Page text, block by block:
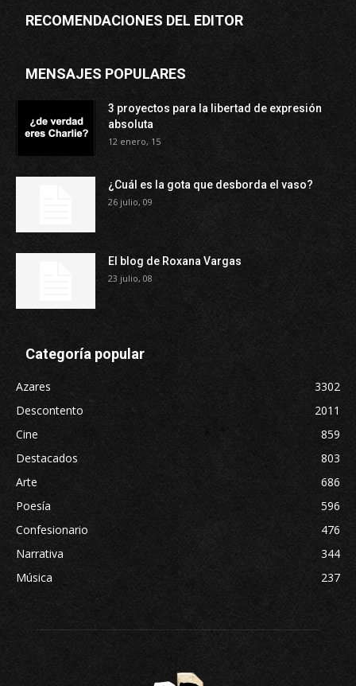
RECOMENDACIONES DEL EDITOR
MENSAJES POPULARES
3 proyectos para la libertad de expresión
absoluta
12 enero, 15
¿Cuál es la gota que desborda el vaso?
26 julio, 09
El blog de Roxana Vargas
23 julio, 08
Categoría popular
Azares
3302
Descontento
2011
Cine
859
Destacados
803
Arte
686
Poesía
596
Confesionario
476
Narrativa
344
Música
237